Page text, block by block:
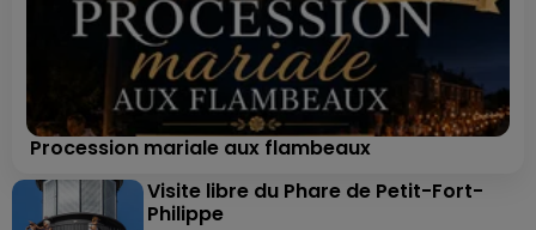
Procession mariale aux flambeaux
Visite libre du Phare de Petit-Fort-
Philippe